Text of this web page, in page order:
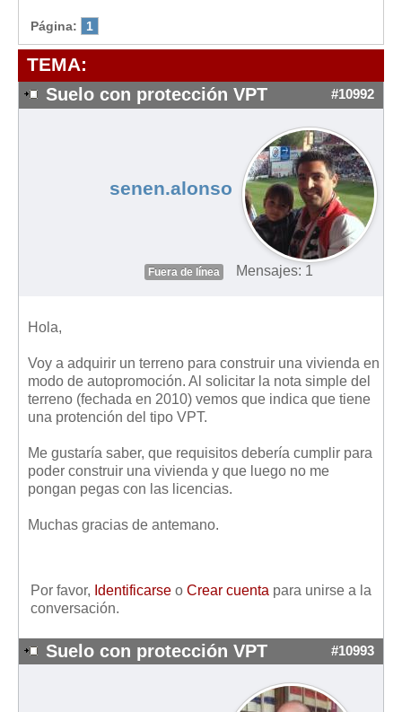
Modelos de Contratos
Requerimientos y comunicaciones
Formularios sobre Propiedad Horizontal
Modelos de Convocatoria de Junta de Propietarios
Modelos de Acta de Junta de Propietarios
Legislación
Legislación sobre Arrendamientos Urbanos
Legislación sobre la Comunidad de Propietarios
Legislación sobre Adquisición de Vivienda en Propiedad
Diccionario
Usuario
Entrar / Salir
Página: 1
TEMA:
Suelo con protección VPT #10992
senen.alonso
Fuera de línea Mensajes: 1
Hola,
Voy a adquirir un terreno para construir una vivienda en
modo de autopromoción. Al solicitar la nota simple del
terreno (fechada en 2010) vemos que indica que tiene
una protención del tipo VPT.
Me gustaría saber, que requisitos debería cumplir para
poder construir una vivienda y que luego no me
pongan pegas con las licencias.
Muchas gracias de antemano.
Por favor, Identificarse o Crear cuenta para unirse a la
conversación.
Suelo con protección VPT #10993